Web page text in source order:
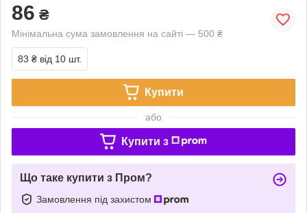
86 ₴
Мінімальна сума замовлення на сайті — 500 ₴
83 ₴ від 10 шт.
Купити
або
Купити з
Що таке купити з Пром?
Замовлення під захистом